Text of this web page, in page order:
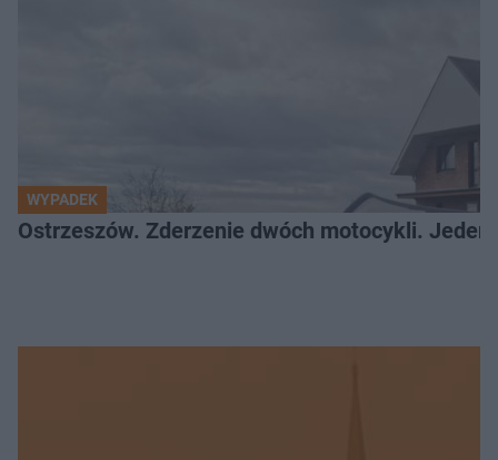
WYPADEK
Ostrzeszów. Zderzenie dwóch motocykli.